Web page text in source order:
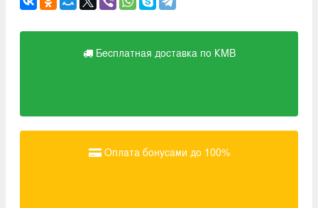
Бесплатная доставка по КМВ
Оплата бонусами до 100%